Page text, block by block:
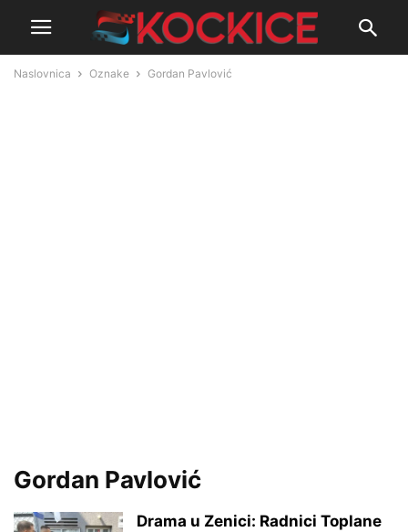
Naslovnica Oznake Gordan Pavlović
Gordan Pavlović
Drama u Zenici: Radnici Toplane